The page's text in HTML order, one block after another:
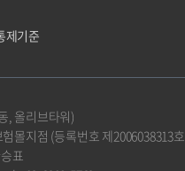
제기준
, 올리브타워)
몰지점 (등록번호 제2006038313
표